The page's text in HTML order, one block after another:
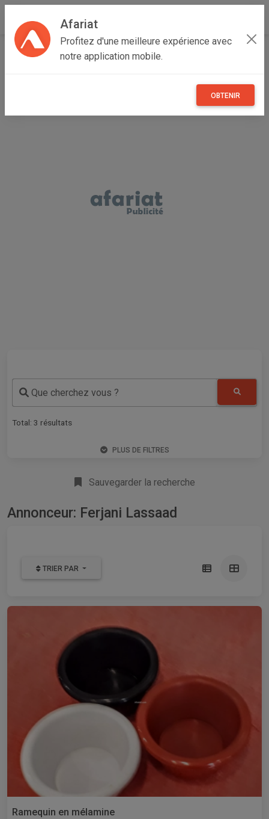
Afariat
Profitez d'une meilleure expérience avec
notre application mobile.
OBTENIR
Accueil Annonceur Ferjani Lassaad
Que cherchez vous ?
Total: 3 résultats
PLUS DE FILTRES
Sauvegarder la recherche
Annonceur: Ferjani Lassaad
TRIER PAR
Ramequin en mélamine